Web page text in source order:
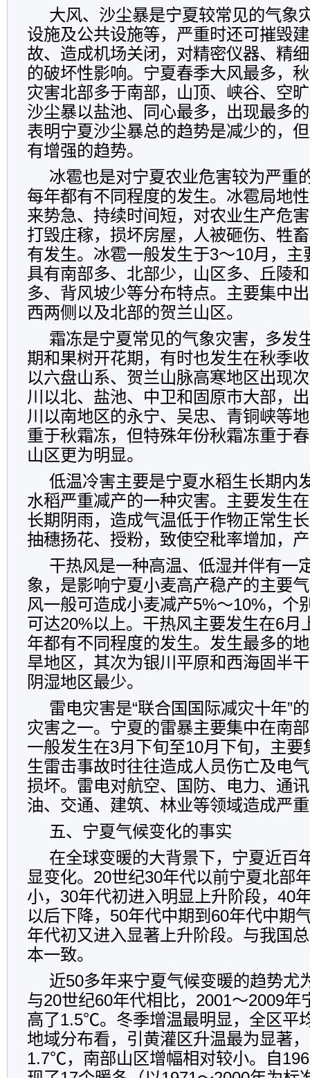
大风、沙尘暴是宁夏较常见的气象
设施及公共设施等，严重时还可摧毁
故、造成机场关闭，对精密仪器、精
的破坏性影响。宁夏春季大风最多，
灾害北部多于南部，山顶、峡谷、空
沙尘暴以盐池、同心最多，出现最多
表明宁夏沙尘暴总的趋势是减少的，
有增强的趋势。
冰雹也是对宁夏农业危害较为严重
每年都有不同程度的发生。冰雹局地
来势急、持续时间短，对农业生产危
打毁庄稼，损坏房屋，人被砸伤、牲
有发生。冰雹一般发生于3～10月，主
具有南部多、北部少，山区多、丘陵
多、背风坡少等分布特点。主要集中
西两侧以及北部的贺兰山区。
霜冻是宁夏常见的气象灾害，多发
期和果树开花期，有时也发生在秋季
以六盘山系、贺兰山脉高寒地区出现
川以北、盐池、中卫和固原市大部，
川以南地区的永宁、吴忠、青铜峡等
重于秋霜冻，但特殊年份秋霜冻重于
山区更为明显。
低温冷害主要是宁夏水稻生长期内
水稻严重减产的一种灾害。主要发生
长期阴雨，造成气温低于作物正常生
抽穗扬花、授粉，致使空秕率增加，
干热风是一种高温、低湿并伴有一
象，是影响宁夏小麦高产稳产的主要
风一般可造成小麦减产5%～10%，个
可达20%以上。干热风主要发生在6月
年都有不同程度的发生。发生最多的
旱地区，其次为银川平原和西海固半
阴湿地区最少。
雷电灾害是“联合国国际减灾十年”
灾害之一。宁夏的雷暴主要集中在南
一般发生在3月下旬至10月下旬，主要
生雷击事故时往往造成人员伤亡及电
损坏。雷电对航空、国防、电力、通
油、交通、建筑、林业等领域造成严
五、宁夏气候变化的事实
在全球变暖的大背景下，宁夏近百
显变化。20世纪30年代以前宁夏北部
小，30年代初进入明显上升阶段，40
以后下降，50年代中期到60年代中期
年代初又进入显著上升阶段。与我国
本一致。
近50多年来宁夏气候变暖的趋势尤
与20世纪60年代相比，2001～2009年
高了1.5℃。冬季增温最明显，全区平
地域分布看，引黄灌区升温最为显著
1.7℃，南部山区增幅相对较小。自